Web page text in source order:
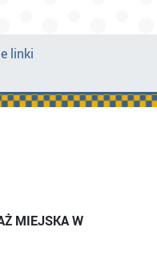
linki
MIEJSKA W